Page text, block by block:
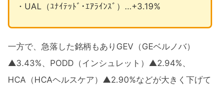
・UAL（ﾕﾅｲﾃｯﾄﾞ･ｴｱﾗｲﾝｽﾞ）…+3.19%
一方で、急落した銘柄もありGEV（GEベルノバ）
▲3.43%、PODD（インシュレット）▲2.94%、
HCA（HCAヘルスケア）▲2.90%などが大きく下げて